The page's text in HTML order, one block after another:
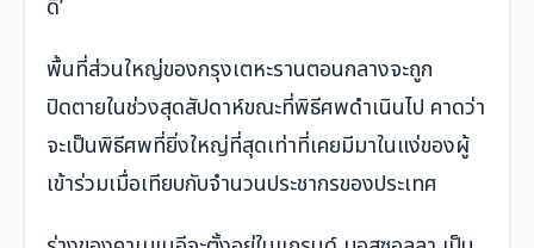
ดี’
พื้นที่ส่วนใหญ่ของกรุงเตหะรานตอนกลางจะถูก
ปิดตายในช่วงสุดสัปดาห์ขณะที่พิธีศพดำเนินไป คาดว่า
จะเป็นพิธีศพที่ยิ่งใหญ่ที่สุดเท่าที่เคยมีมาในแง่ของผู้
เข้าร่วมเมื่อเทียบกับจำนวนประชากรของประเทศ